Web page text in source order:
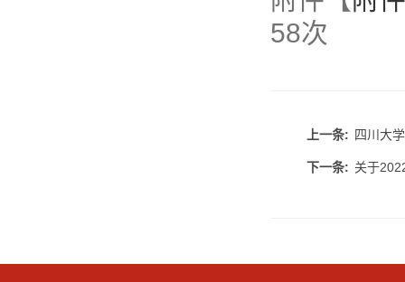
58次
上一条: 四川大
下一条: 关于